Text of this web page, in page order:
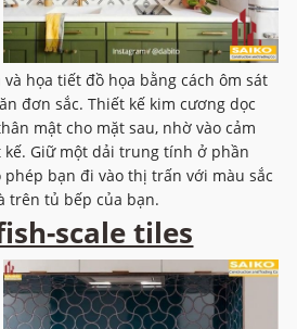
họa tiết đồ họa bằng cách ôm sát
đơn sắc. Thiết kế kim cương dọc
mật cho mặt sau, nhờ vào cảm
Giữ một dải trung tính ở phần
bạn đi vào thị trấn với màu sắc
trên tủ bếp của bạn.
scale tiles